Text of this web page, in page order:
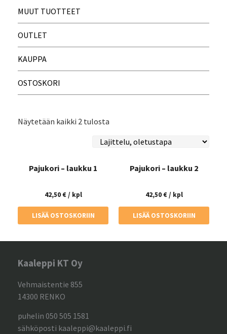
MUUT TUOTTEET
OUTLET
KAUPPA
OSTOSKORI
Näytetään kaikki 2 tulosta
Pajukori – laukku 1
42,50€/ kpl
LISÄÄ OSTOSKORIIN
Pajukori – laukku 2
42,50€/ kpl
LISÄÄ OSTOSKORIIN
Kaaleppi KT Oy
Vehmaistentie 855
14300 RENKO
puhelin 050 505 1581
sähköposti kaaleppi@kaaleppi.fi